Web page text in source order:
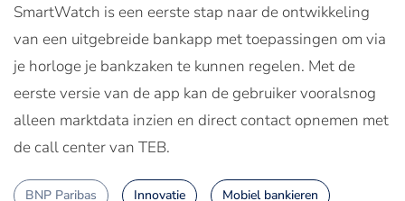
SmartWatch is een eerste stap naar de ontwikkeling
van een uitgebreide bankapp met toepassingen om via
je horloge je bankzaken te kunnen regelen. Met de
eerste versie van de app kan de gebruiker vooralsnog
alleen marktdata inzien en direct contact opnemen met
de call center van TEB.
BNP Paribas Innovatie Mobiel bankieren